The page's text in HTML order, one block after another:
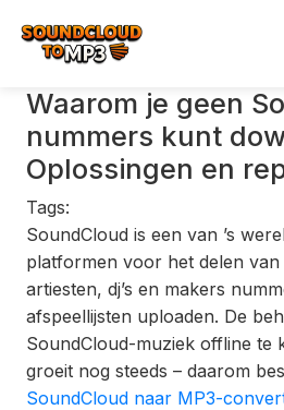
Waarom je geen
nummers kunt
Oplossingen en
Tags:
SoundCloud is een van ’s
platformen voor het delen
artiesten, dj’s en makers
afspeellijsten uploaden. De
SoundCloud-muziek offline te
groeit nog steeds – daarom
SoundCloud naar MP3-